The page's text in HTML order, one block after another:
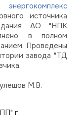
источника
здания АО "НПК
в полном
Проведены
завода "ТД
М.В.
г.